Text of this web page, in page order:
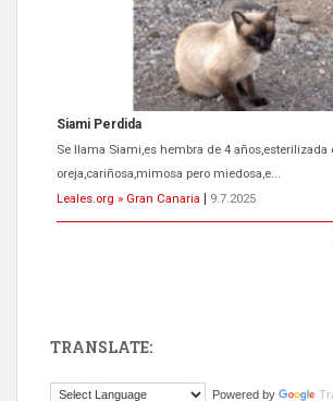
Siami Perdida
Se llama Siami,es hembra de 4 años,esterilizada
oreja,cariñosa,mimosa pero miedosa,e...
Leales.org » Gran Canaria
9.7.2025
TRANSLATE:
Powered by